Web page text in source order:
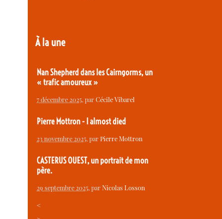
À la une
Nan Shepherd dans les Cairngorms, un
« trafic amoureux »
7 décembre 2025, parCécile Vibarel
Pierre Mottron - I almost died
23 novembre 2025, parPierre Mottron
CASTERUS OUEST, un portrait de mon
père.
29 septembre 2025, parNicolas Losson
<